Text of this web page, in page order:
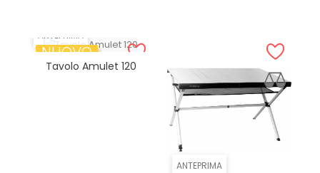
ANTEPRIMA
NUOVO
Tavolo Amulet 120
ANTEPRIMA